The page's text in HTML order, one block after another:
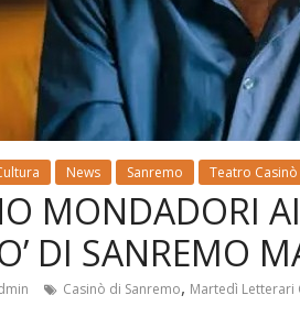
News Sanremo Teatro Casinò
MONDADORI
DI SANREMO
Casinò di Sanremo, Martedì Letterari